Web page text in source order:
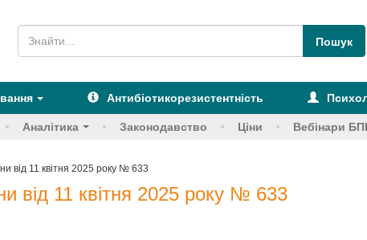
Антибіотикорезистентність
Аналітика Законодавство Ціни Вебінари
від 11 квітня 2025 року № 633
від 11 квітня 2025 року № 633